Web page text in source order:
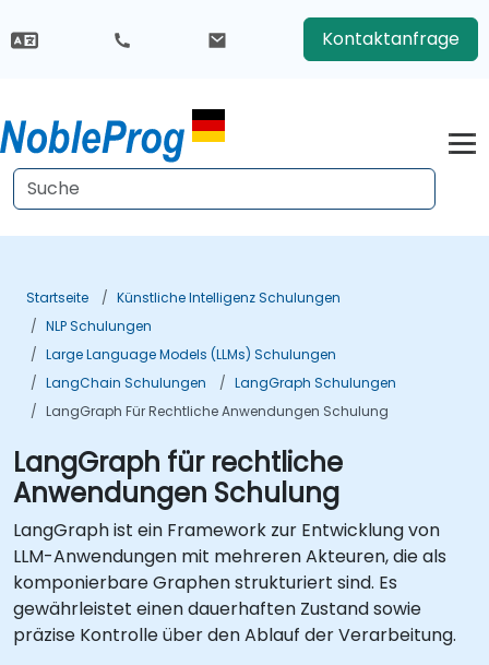
Kontaktanfrage
Startseite
Künstliche Intelligenz Schulungen
NLP Schulungen
Large Language Models (LLMs) Schulungen
LangChain Schulungen
LangGraph Schulungen
LangGraph Für Rechtliche Anwendungen Schulung
LangGraph für rechtliche
Anwendungen Schulung
LangGraph ist ein Framework zur Entwicklung von
LLM-Anwendungen mit mehreren Akteuren, die als
komponierbare Graphen strukturiert sind. Es
gewährleistet einen dauerhaften Zustand sowie
präzise Kontrolle über den Ablauf der Verarbeitung.